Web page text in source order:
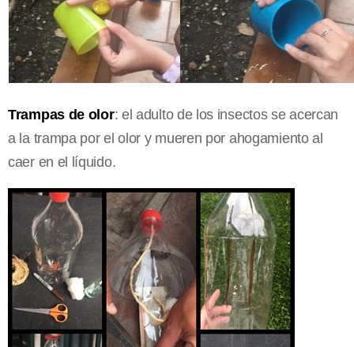
Trampas de olor: el adulto de los insectos se acercan
a la trampa por el olor y mueren por ahogamiento al
caer en el líquido.